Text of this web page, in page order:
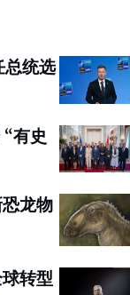
总统选
有史
龙物
转型